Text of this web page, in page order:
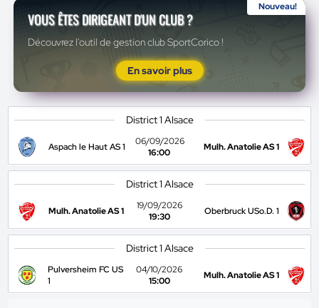
Nouveau!
VOUS ÊTES DIRIGEANT D'UN CLUB ?
Découvrez l'outil de gestion club SportCorico !
En savoir plus
District 1 Alsace
Aspach le Haut AS 1
06/09/2026
16:00
Mulh. Anatolie AS 1
District 1 Alsace
Mulh. Anatolie AS 1
19/09/2026
19:30
Oberbruck USo.D. 1
District 1 Alsace
Pulversheim FC US
1
04/10/2026
15:00
Mulh. Anatolie AS 1